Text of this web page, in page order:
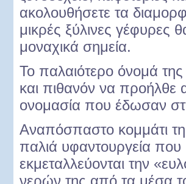
ακολουθήσετε τα
μικρές ξύλινες γέφυρες
μοναχικά σημεία.
Το παλαιότερο όνομά
και πιθανόν να
ονομασία που έδωσαν
Αναπόσπαστο κομμάτι
παλιά υφαντουργεία που
εκμεταλλεύονται την
νερών της από τα μέσα